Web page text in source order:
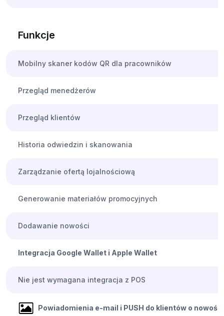
Funkcje
Mobilny skaner kodów QR dla pracowników
Przegląd menedżerów
Przegląd klientów
Historia odwiedzin i skanowania
Zarządzanie ofertą lojalnościową
Generowanie materiałów promocyjnych
Dodawanie nowości
Integracja Google Wallet i Apple Wallet
Nie jest wymagana integracja z POS
Powiadomienia e-mail i PUSH do klientów o